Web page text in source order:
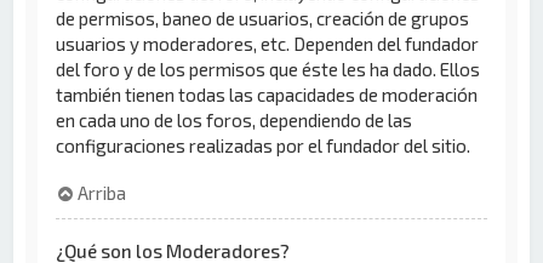
de permisos, baneo de usuarios, creación de grupos
usuarios y moderadores, etc. Dependen del fundador
del foro y de los permisos que éste les ha dado. Ellos
también tienen todas las capacidades de moderación
en cada uno de los foros, dependiendo de las
configuraciones realizadas por el fundador del sitio.
Arriba
¿Qué son los Moderadores?